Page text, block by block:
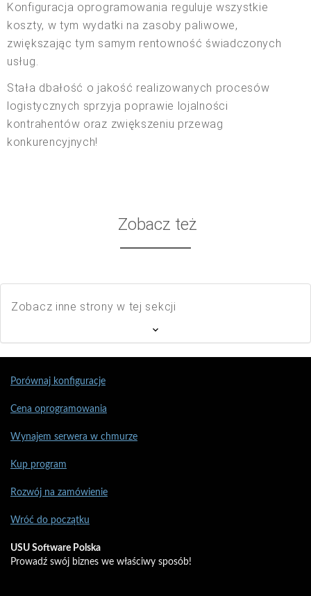
Konfiguracja oprogramowania reguluje wszystkie
koszty, w tym wydatki na zasoby paliwowe,
zwiększając tym samym rentowność świadczonych
usług.
Stała dbałość o jakość realizowanych procesów
logistycznych sprzyja poprawie lojalności
kontrahentów oraz zwiększeniu przewag
konkurencyjnych!
Zobacz też
Zobacz inne strony w tej sekcji
Porównaj konfiguracje
Cena oprogramowania
Wynajem serwera w chmurze
Kup program
Rozwój na zamówienie
Wróć do początku
USU Software Polska
Prowadź swój biznes we właściwy sposób!